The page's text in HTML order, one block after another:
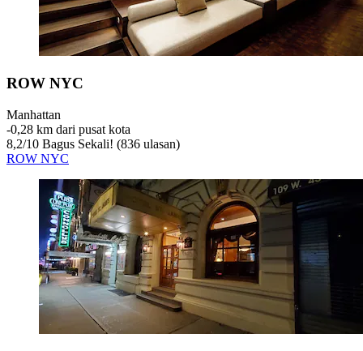
ROW NYC
Manhattan
‐0,28 km dari pusat kota
8,2/10 Bagus Sekali! (836 ulasan)
ROW NYC